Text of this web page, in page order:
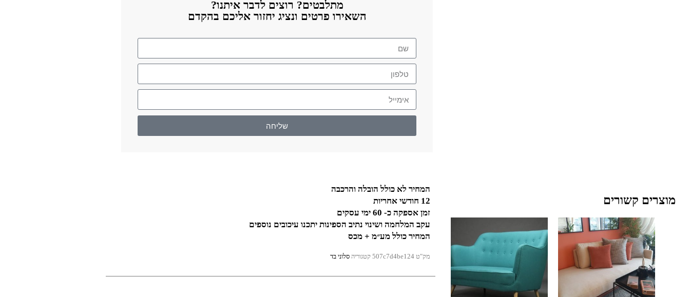
מתלבטים? רוצים לדבר איתנו?
השאירו פרטים ונציג יחזור אליכם בהקדם
שליחה
מוצרים קשורים
המחיר לא כולל הובלה והרכבה
12 חודשי אחריות
זמן אספקה כ- 60 ימי עסקים
עקב המלחמה ושינוי נתיב הספינות יתכנו עיכובים נוספים
המחיר כולל מע״מ + מכס
מק"ט 507c7d4be124 קטגוריה סלוני בד